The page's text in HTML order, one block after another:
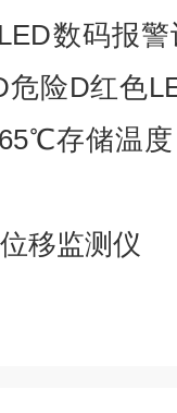
数码报
险D红色
存储温
移监测仪